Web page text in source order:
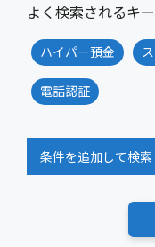
よく検索されるキ
ハイパー預金
電話認証
条件を追加して検索